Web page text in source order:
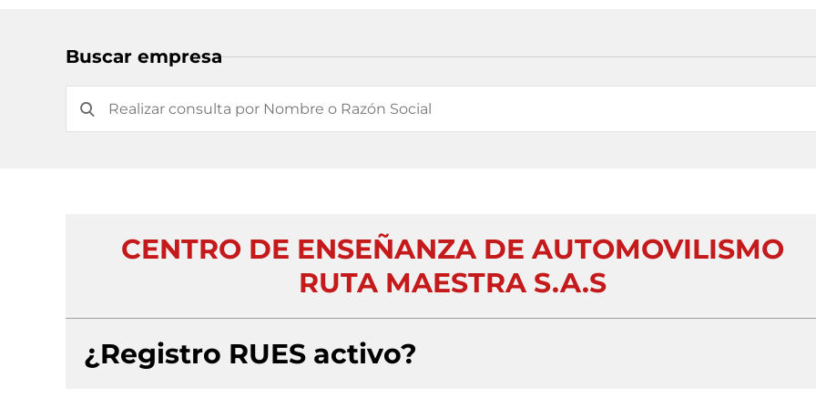
Buscar empresa
CENTRO DE ENSEÑANZA DE AUTOMOVILISMO
RUTA MAESTRA S.A.S
¿Registro RUES activo?